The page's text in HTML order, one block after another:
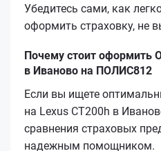
Убедитесь сами, как
оформить страховку, не
Почему стоит оформить
в Иваново на ПОЛИС812
Если вы ищете
на Lexus CT200h в
сравнения страховых
надежным помощником.